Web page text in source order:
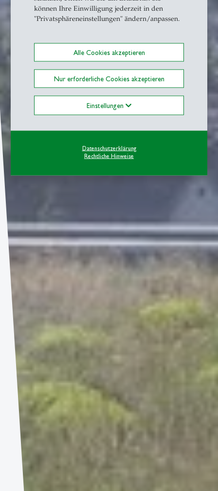
können Ihre Einwilligung jederzeit in den
"Privatsphäreneinstellungen" ändern/anpassen.
Alle Cookies akzeptieren
Nur erforderliche Cookies akzeptieren
Einstellungen
Datenschutzerklärung
Rechtliche Hinweise